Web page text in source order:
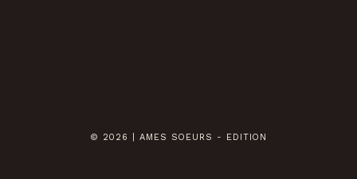
© 2026 | AMES SOEURS - EDITION